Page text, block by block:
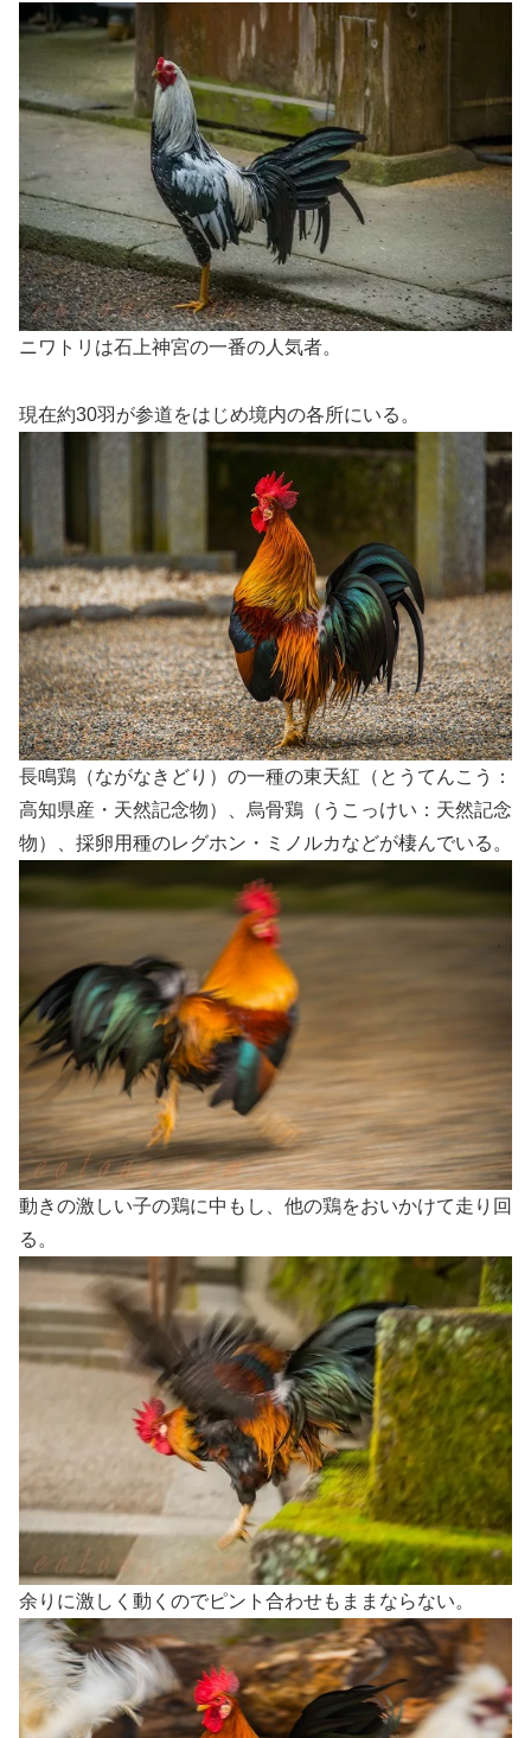
ニワトリは石上神宮の一番の人気者。
現在約30羽が参道をはじめ境内の各所にいる。
長鳴鶏（ながなきどり）の一種の東天紅（とうてんこう：
高知県産・天然記念物）、烏骨鶏（うこっけい：天然記念
物）、採卵用種のレグホン・ミノルカなどが棲んでいる。
動きの激しい子の鶏に中もし、他の鶏をおいかけて走り回
る。
余りに激しく動くのでピント合わせもままならない。